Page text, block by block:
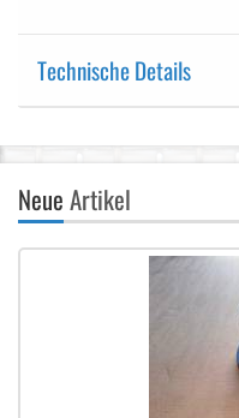
Technische Details
NeueArtikel